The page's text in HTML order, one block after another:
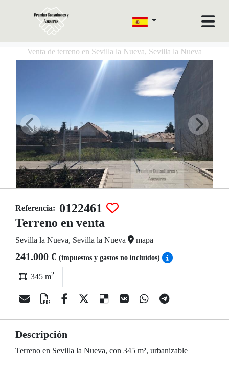
Venta de terreno en Sevilla la Nueva, Sevilla la Nueva
Referencia: 0122461
Terreno en venta
Sevilla la Nueva, Sevilla la Nueva mapa
241.000 € (impuestos y gastos no incluídos)
345 m2
Descripción
Terreno en Sevilla la Nueva, con 345 m², urbanizable